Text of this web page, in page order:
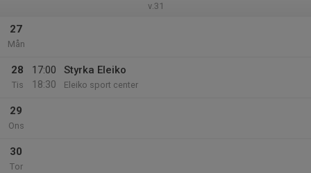
v.31
27
Mån
28
Tis
17:00
18:30
Styrka Eleiko
Eleiko sport center
29
Ons
30
Tor